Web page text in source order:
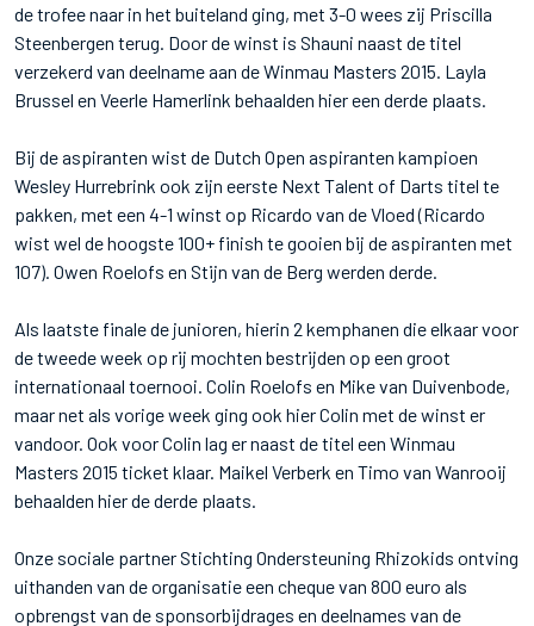
de trofee naar in het buiteland ging, met 3-0 wees zij Priscilla
Steenbergen terug. Door de winst is Shauni naast de titel
verzekerd van deelname aan de Winmau Masters 2015. Layla
Brussel en Veerle Hamerlink behaalden hier een derde plaats.
Bij de aspiranten wist de Dutch Open aspiranten kampioen
Wesley Hurrebrink ook zijn eerste Next Talent of Darts titel te
pakken, met een 4-1 winst op Ricardo van de Vloed (Ricardo
wist wel de hoogste 100+ finish te gooien bij de aspiranten met
107). Owen Roelofs en Stijn van de Berg werden derde.
Als laatste finale de junioren, hierin 2 kemphanen die elkaar voor
de tweede week op rij mochten bestrijden op een groot
internationaal toernooi. Colin Roelofs en Mike van Duivenbode,
maar net als vorige week ging ook hier Colin met de winst er
vandoor. Ook voor Colin lag er naast de titel een Winmau
Masters 2015 ticket klaar. Maikel Verberk en Timo van Wanrooij
behaalden hier de derde plaats.
Onze sociale partner Stichting Ondersteuning Rhizokids ontving
uithanden van de organisatie een cheque van 800 euro als
opbrengst van de sponsorbijdrages en deelnames van de